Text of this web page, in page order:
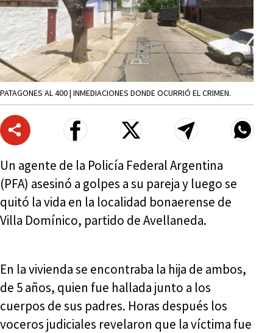
PATAGONES AL 400 | INMEDIACIONES DONDE OCURRIÓ EL CRIMEN.
Un agente de la Policía Federal Argentina
(PFA) asesinó a golpes a su pareja y luego se
quitó la vida en la localidad bonaerense de
Villa Domínico, partido de Avellaneda.
En la vivienda se encontraba la hija de ambos,
de 5 años, quien fue hallada junto a los
cuerpos de sus padres. Horas después los
voceros judiciales revelaron que la víctima fue